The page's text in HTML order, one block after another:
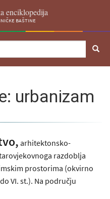
enciklopedija
baštine
urbanizam
arhitektonsko-
razdoblja
prostorima (okvirno
VI. st.). Na području